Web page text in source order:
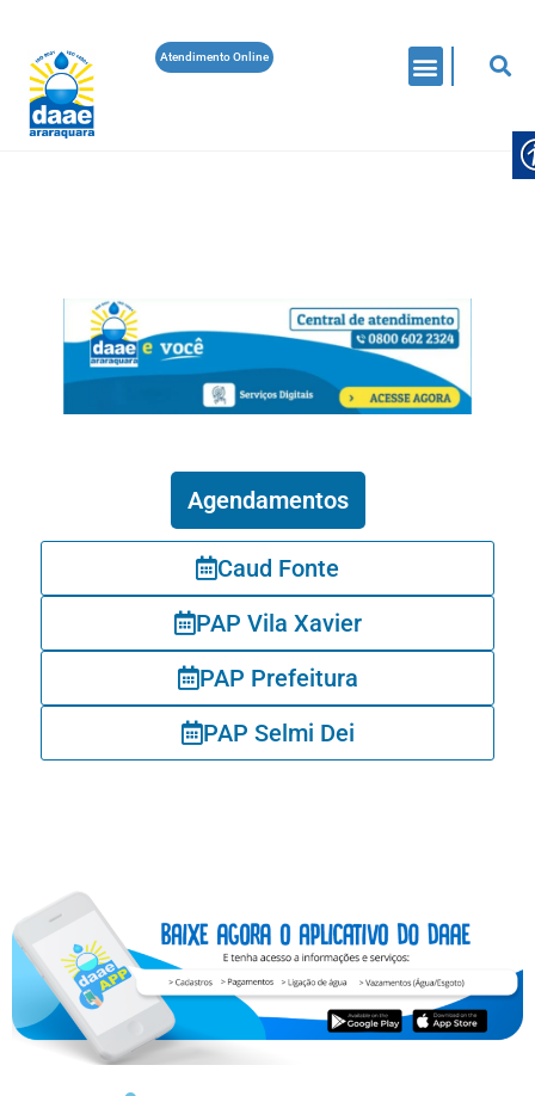
Atendimento Online
DÍVIDA ATIVA NEGOCIA DAAE ARARAQUARA
NEGOCIA DAAE ARARAQUARA RECEBE
PROPOSTAS A PARTIR DE SEGUNDA
Agendamentos
Caud Fonte
PAP Vila Xavier
PAP Prefeitura
PAP Selmi Dei